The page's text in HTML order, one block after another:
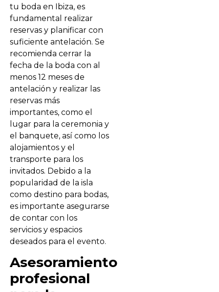
tu boda en Ibiza, es
fundamental realizar
reservas y planificar con
suficiente antelación. Se
recomienda cerrar la
fecha de la boda con al
menos 12 meses de
antelación y realizar las
reservas más
importantes, como el
lugar para la ceremonia y
el banquete, así como los
alojamientos y el
transporte para los
invitados. Debido a la
popularidad de la isla
como destino para bodas,
es importante asegurarse
de contar con los
servicios y espacios
deseados para el evento.
Asesoramiento
profesional